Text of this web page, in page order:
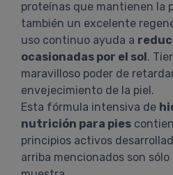
proteínas que mantienen la
también un excelente
uso continuo ayuda a
ocasionadas por el sol.
maravilloso poder de
envejecimiento de la piel.
Esta fórmula intensiva de
nutrición para pies
principios activos
arriba mencionados son